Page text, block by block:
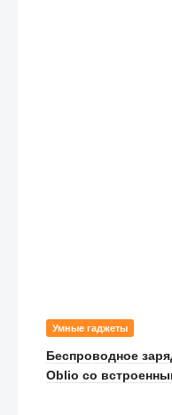
Умные гаджеты
Беспроводное
Oblio со